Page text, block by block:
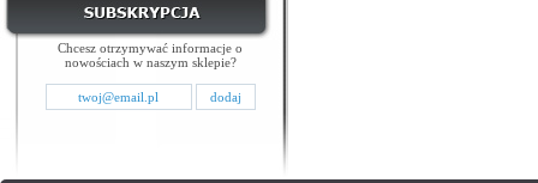
Chcesz otrzymywać informacje o
nowościach w naszym sklepie?